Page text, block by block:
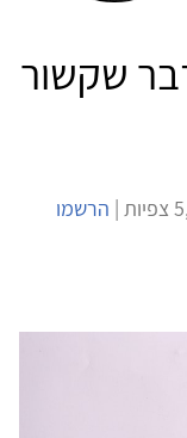
שקשור
הרשמו